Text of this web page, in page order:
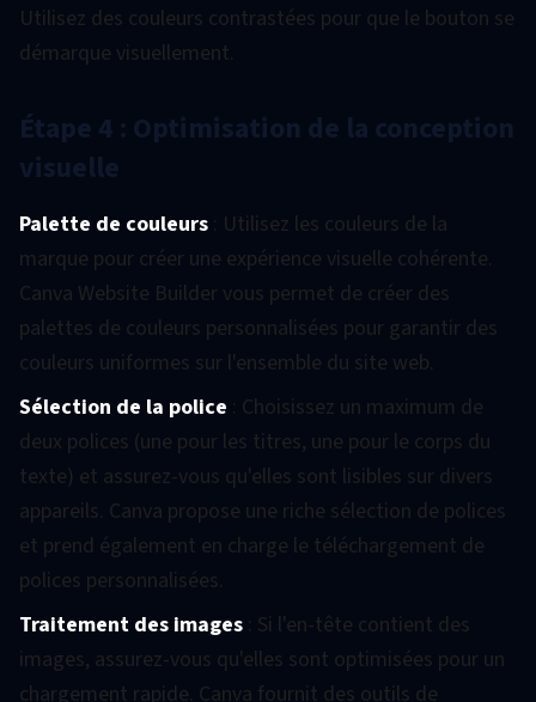
Utilisez des couleurs contrastées pour que le bouton se
démarque visuellement.
Étape 4 : Optimisation de la conception
visuelle
Palette de couleurs : Utilisez les couleurs de la
marque pour créer une expérience visuelle cohérente.
Canva Website Builder vous permet de créer des
palettes de couleurs personnalisées pour garantir des
couleurs uniformes sur l'ensemble du site web.
Sélection de la police : Choisissez un maximum de
deux polices (une pour les titres, une pour le corps du
texte) et assurez-vous qu'elles sont lisibles sur divers
appareils. Canva propose une riche sélection de polices
et prend également en charge le téléchargement de
polices personnalisées.
Traitement des images : Si l'en-tête contient des
images, assurez-vous qu'elles sont optimisées pour un
chargement rapide. Canva fournit des outils de